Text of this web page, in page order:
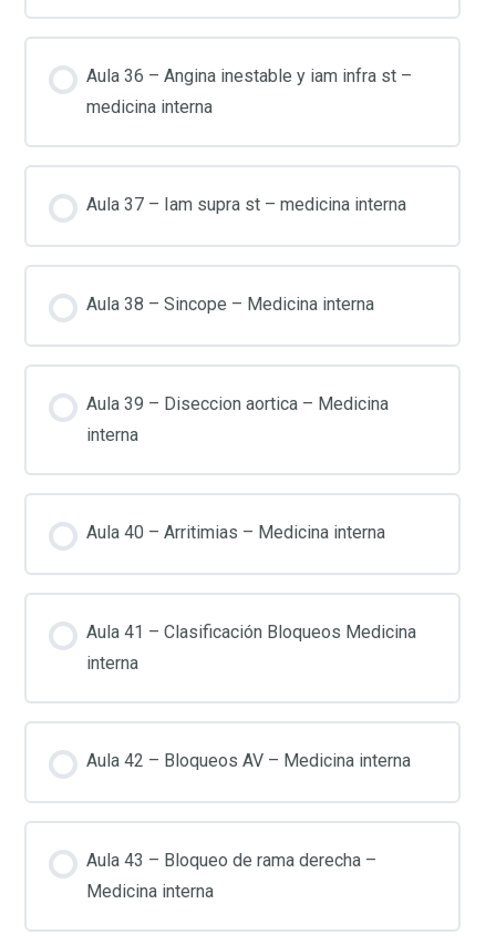
Aula 36 – Angina inestable y iam infra st –
medicina interna
Aula 37 – Iam supra st – medicina interna
Aula 38 – Sincope – Medicina interna
Aula 39 – Diseccion aortica – Medicina
interna
Aula 40 – Arritimias – Medicina interna
Aula 41 – Clasificación Bloqueos Medicina
interna
Aula 42 – Bloqueos AV – Medicina interna
Aula 43 – Bloqueo de rama derecha –
Medicina interna